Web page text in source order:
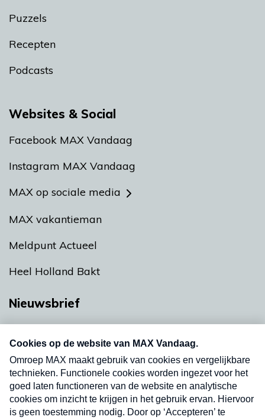
Puzzels
Recepten
Podcasts
Websites & Social
Facebook MAX Vandaag
Instagram MAX Vandaag
MAX op sociale media
MAX vakantieman
Meldpunt Actueel
Heel Holland Bakt
Nieuwsbrief
nieuwsbrief. Elke vrijdag- en dinsdagochtend in
uw mailbox.
Verzend